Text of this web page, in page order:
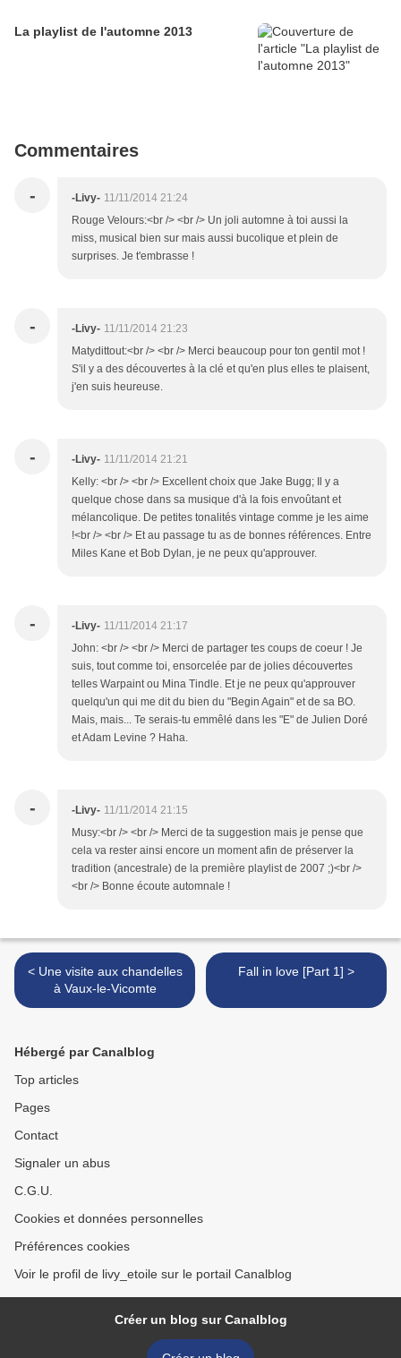
La playlist de l'automne 2013
Commentaires
- -Livy- 11/11/2014 21:24
Rouge Velours:<br /> <br /> Un joli automne à toi aussi la
miss, musical bien sur mais aussi bucolique et plein de
surprises. Je t'embrasse !
- -Livy- 11/11/2014 21:23
Matydittout:<br /> <br /> Merci beaucoup pour ton gentil mot !
S'il y a des découvertes à la clé et qu'en plus elles te plaisent,
j'en suis heureuse.
- -Livy- 11/11/2014 21:21
Kelly: <br /> <br /> Excellent choix que Jake Bugg; Il y a
quelque chose dans sa musique d'à la fois envoûtant et
mélancolique. De petites tonalités vintage comme je les aime
!<br /> <br /> Et au passage tu as de bonnes références. Entre
Miles Kane et Bob Dylan, je ne peux qu'approuver.
- -Livy- 11/11/2014 21:17
John: <br /> <br /> Merci de partager tes coups de coeur ! Je
suis, tout comme toi, ensorcelée par de jolies découvertes
telles Warpaint ou Mina Tindle. Et je ne peux qu'approuver
quelqu'un qui me dit du bien du "Begin Again" et de sa BO.
Mais, mais... Te serais-tu emmêlé dans les "E" de Julien Doré
et Adam Levine ? Haha.
- -Livy- 11/11/2014 21:15
Musy:<br /> <br /> Merci de ta suggestion mais je pense que
cela va rester ainsi encore un moment afin de préserver la
tradition (ancestrale) de la première playlist de 2007 ;)<br />
<br /> Bonne écoute automnale !
< Une visite aux chandelles
à Vaux-le-Vicomte
Fall in love [Part 1] >
Hébergé par Canalblog
Top articles
Pages
Contact
Signaler un abus
C.G.U.
Cookies et données personnelles
Préférences cookies
Voir le profil de livy_etoile sur le portail Canalblog
Créer un blog sur Canalblog